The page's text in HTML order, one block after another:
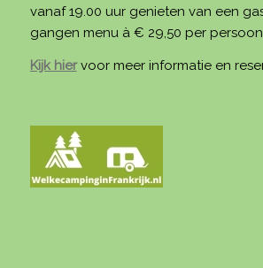
vanaf 19.00 uur genieten van een
gangen menu à € 29,50 per
Kijk hiervoor meer informatie en